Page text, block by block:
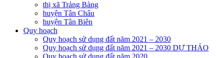
thị xã Trảng Bàng
huyện Tân Châu
huyện Tân Biên
Quy hoạch
Quy hoạch sử dụng đất năm 2021 – 2030
Quy hoạch sử dụng đất năm 2021 – 2030 DỰ THẢO
Quy hoạch sử dụng đất năm 2020